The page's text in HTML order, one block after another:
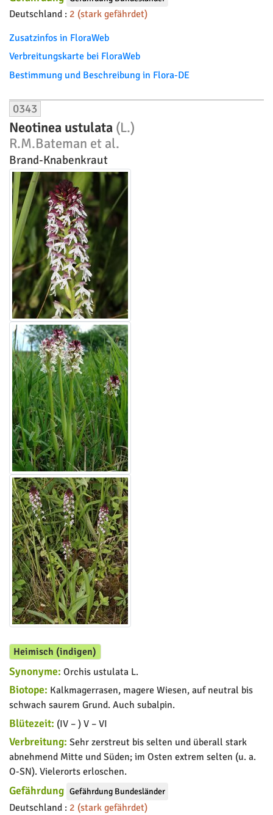
Deutschland : 2 (stark gefährdet)
Zusatzinfos in FloraWeb
Verbreitungskarte bei FloraWeb
Bestimmung und Beschreibung in Flora-DE
0343
Neotinea ustulata (L.)
R.M.Bateman et al.
Brand-Knabenkraut
Heimisch (indigen)
Synonyme: Orchis ustulata L.
Biotope: Kalkmagerrasen, magere Wiesen, auf neutral bis
schwach saurem Grund. Auch subalpin.
Blütezeit: (IV – ) V – VI
Verbreitung: Sehr zerstreut bis selten und überall stark
abnehmend Mitte und Süden; im Osten extrem selten (u. a.
O-SN). Vielerorts erloschen.
Gefährdung Gefährdung Bundesländer
Deutschland : 2 (stark gefährdet)